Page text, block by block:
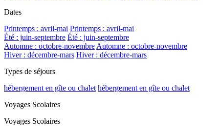
Dates
Printemps : avril-mai Printemps : avril-mai
Été : juin-septembre Été : juin-septembre
Automne : octobre-novembre Automne : octobre-novembre
Hiver : décembre-mars Hiver : décembre-mars
Types de séjours
hébergement en gîte ou chalet hébergement en gîte ou chalet
Voyages Scolaires
Voyages Scolaires